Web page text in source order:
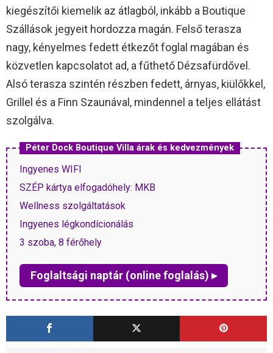
kiegészítői kiemelik az átlagból, inkább a Boutique
Szállások jegyeit hordozza magán. Felső terasza
nagy, kényelmes fedett étkezőt foglal magában és
közvetlen kapcsolatot ad, a fűthető Dézsafürdővel.
Alsó terasza szintén részben fedett, árnyas, kiülőkkel,
Grillel és a Finn Szaunával, mindennel a teljes ellátást
szolgálva.
Péter Dock Boutique Villa árak és kedvezmények
Ingyenes WIFI
SZÉP kártya elfogadóhely: MKB
Wellness szolgáltatások
Ingyenes légkondícionálás
3 szoba, 8 férőhely
Foglaltsági naptár (online foglalás) ▸